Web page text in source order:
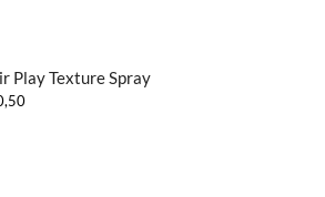
Play Texture Spray